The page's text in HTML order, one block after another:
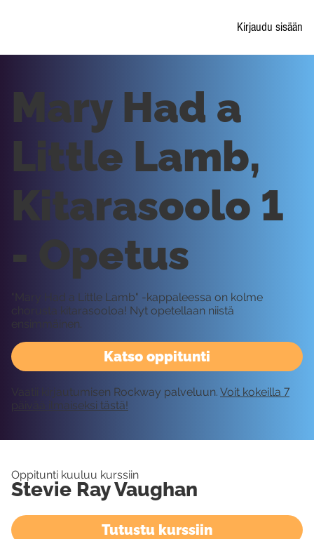
Kirjaudu sisään
Katso oppitunti
Mary Had a
Little Lamb,
Kitarasoolo 1
- Opetus
"Mary Had a Little Lamb" -kappaleessa on kolme
chorusta kitarasooloa! Nyt opetellaan niistä
ensimmäinen.
Vaatii kirjautumisen Rockway palveluun. Voit kokeilla 7
päivää ilmaiseksi tästä!
Oppitunti kuuluu kurssiin
Stevie Ray Vaughan
Tutustu kurssiin